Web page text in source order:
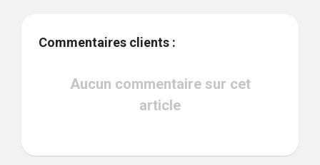
Commentaires clients :
Aucun commentaire sur cet
article